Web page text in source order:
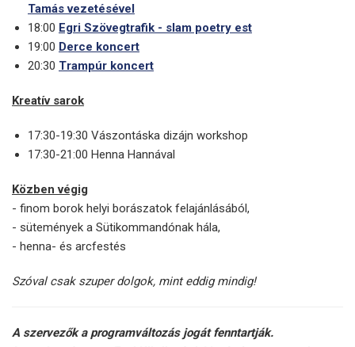
Tamás vezetésével
18:00 Egri Szövegtrafik - slam poetry est
19:00 Derce koncert
20:30 Trampúr koncert
Kreatív sarok
17:30-19:30 Vászontáska dizájn workshop
17:30-21:00 Henna Hannával
Közben végig
- finom borok helyi borászatok felajánlásából,
- sütemények a Sütikommandónak hála,
- henna- és arcfestés
Szóval csak szuper dolgok, mint eddig mindig!
A szervezők a programváltozás jogát fenntartják.